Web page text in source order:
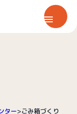
ター>ごみ箱づくり